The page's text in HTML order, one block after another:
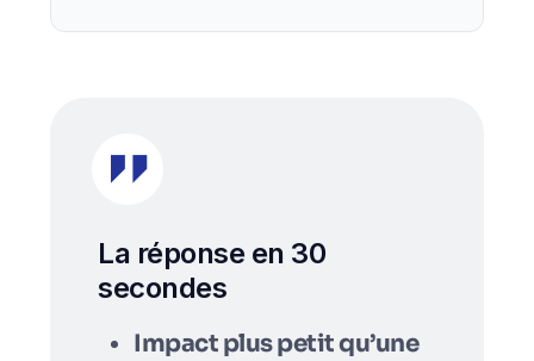
La réponse en 30
secondes
Impact plus petit qu’une